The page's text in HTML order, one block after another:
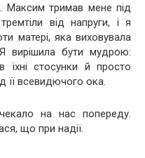
Максим тримав мене під
від напруги, і я
матері, яка виховувала
вирішила бути мудрою:
стосунки й просто
її всевидючого ока.
на нас попереду.
що при надії.